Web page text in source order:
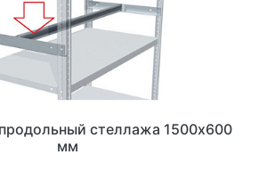
стеллажа 1500х600
мм